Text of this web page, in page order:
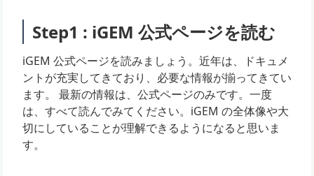
Step1 : iGEM 公式ページを読む
iGEM 公式ページを読みましょう。近年は、ドキュメ
ントが充実してきており、必要な情報が揃ってきてい
ます。 最新の情報は、公式ページのみです。一度
は、すべて読んでみてください。iGEM の全体像や大
切にしていることが理解できるようになると思いま
す。